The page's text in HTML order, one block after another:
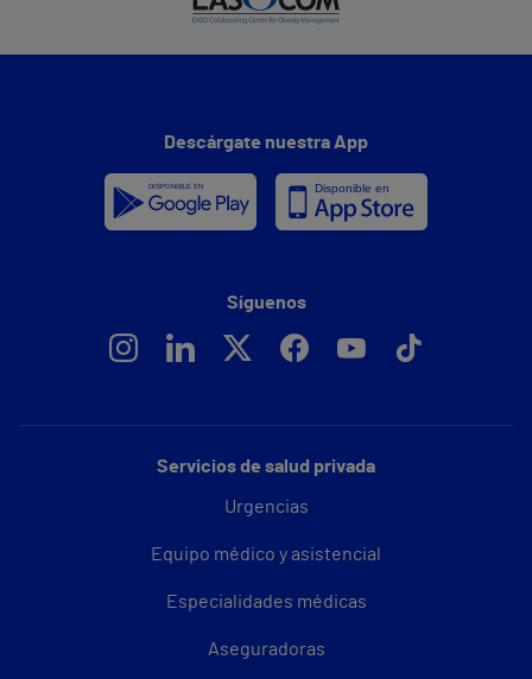
Servicios de salud privada
Urgencias
Equipo médico y asistencial
Especialidades médicas
Aseguradoras
Descárgate nuestra App
Síguenos